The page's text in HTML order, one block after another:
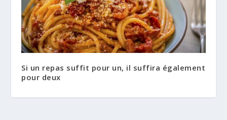
Si un repas suffit pour un, il suffira également
pour deux